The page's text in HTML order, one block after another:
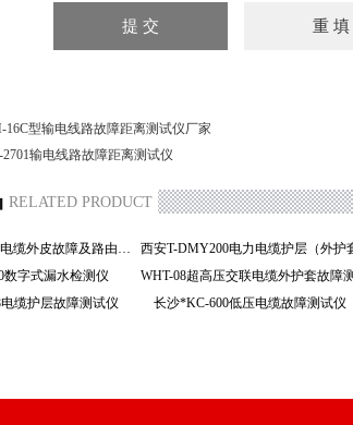
16C型输电线路故障距离测试仪厂家
输电线路故障距离测试仪
RELATED PRODUCT
济南HGT-2000光电缆外皮故障及路由定位仪
数字式漏水检测仪
缆护层故障测试仪
长沙*KC-600低压电缆故障测试仪